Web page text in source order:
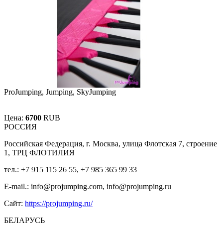
ProJumping, Jumping, SkyJumping
Цена: 6700 RUB
РОССИЯ
Российская Федерация, г. Москва, улица Флотская 7, строение
1, ТРЦ ФЛОТИЛИЯ
тел.: +7 915 115 26 55, +7 985 365 99 33
E-mail.: info@projumping.com, info@projumping.ru
Сайт: https://projumping.ru/
БЕЛАРУСЬ